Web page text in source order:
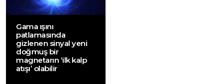
Gama ışını
patlamasında
gizlenen sinyal yeni
doğmuş bir
magnetarın ‘ilk kalp
atışı’ olabilir